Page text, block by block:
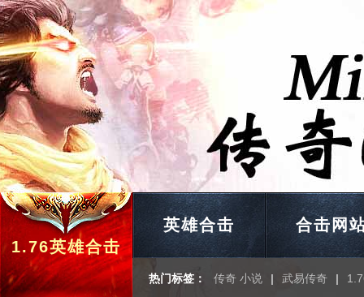
1.76英雄合击
英雄合击 合击网
热门标签： 传奇 小说 | 武易传奇 |